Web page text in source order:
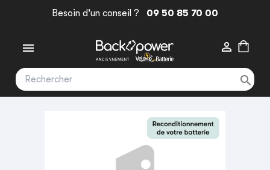
Besoin d'un conseil ? 09 50 85 70 00
 
